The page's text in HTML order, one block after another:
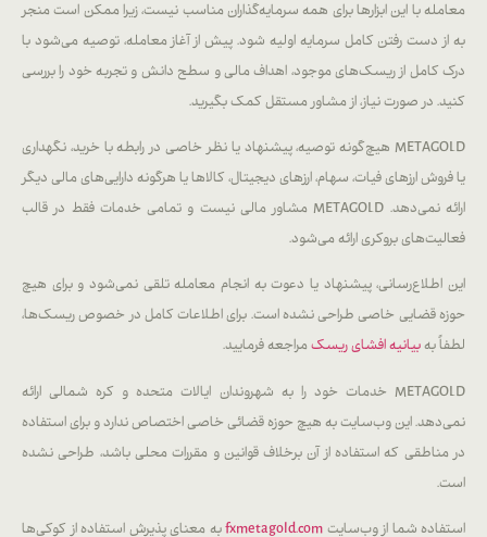
با این ابزارها برای همه سرمایه‌گذاران مناسب نیست، زیرا ممکن است منجر
از دست رفتن کامل سرمایه اولیه شود. پیش از آغاز معامله، توصیه می‌شود با
کامل از ریسک‌های موجود، اهداف مالی و سطح دانش و تجربه خود را بررسی
در صورت نیاز، از مشاور مستقل کمک بگیرید.
METAGOLD هیچ‌گونه توصیه، پیشنهاد یا نظر خاصی در رابطه با خرید، نگهداری
ارزهای فیات، سهام، ارزهای دیجیتال، کالاها یا هرگونه دارایی‌های مالی دیگر
ارائه نمی‌دهد. METAGOLD مشاور مالی نیست و تمامی خدمات فقط در قالب
بروکری ارائه می‌شود.
اطلاع‌رسانی، پیشنهاد یا دعوت به انجام معامله تلقی نمی‌شود و برای هیچ
قضایی خاصی طراحی نشده است. برای اطلاعات کامل در خصوص ریسک‌ها،
بهبیانیه افشای ریسکمراجعه فرمایید.
METAGOLD خدمات خود را به شهروندان ایالات متحده و کره شمالی ارائه
این وب‌سایت به هیچ حوزه قضائی خاصی اختصاص ندارد و برای استفاده
مناطقی که استفاده از آن برخلاف قوانین و مقررات محلی باشد، طراحی نشده
شما از وب‌سایتfxmetagold.comبه معنای پذیرش استفاده از کوکی‌ها